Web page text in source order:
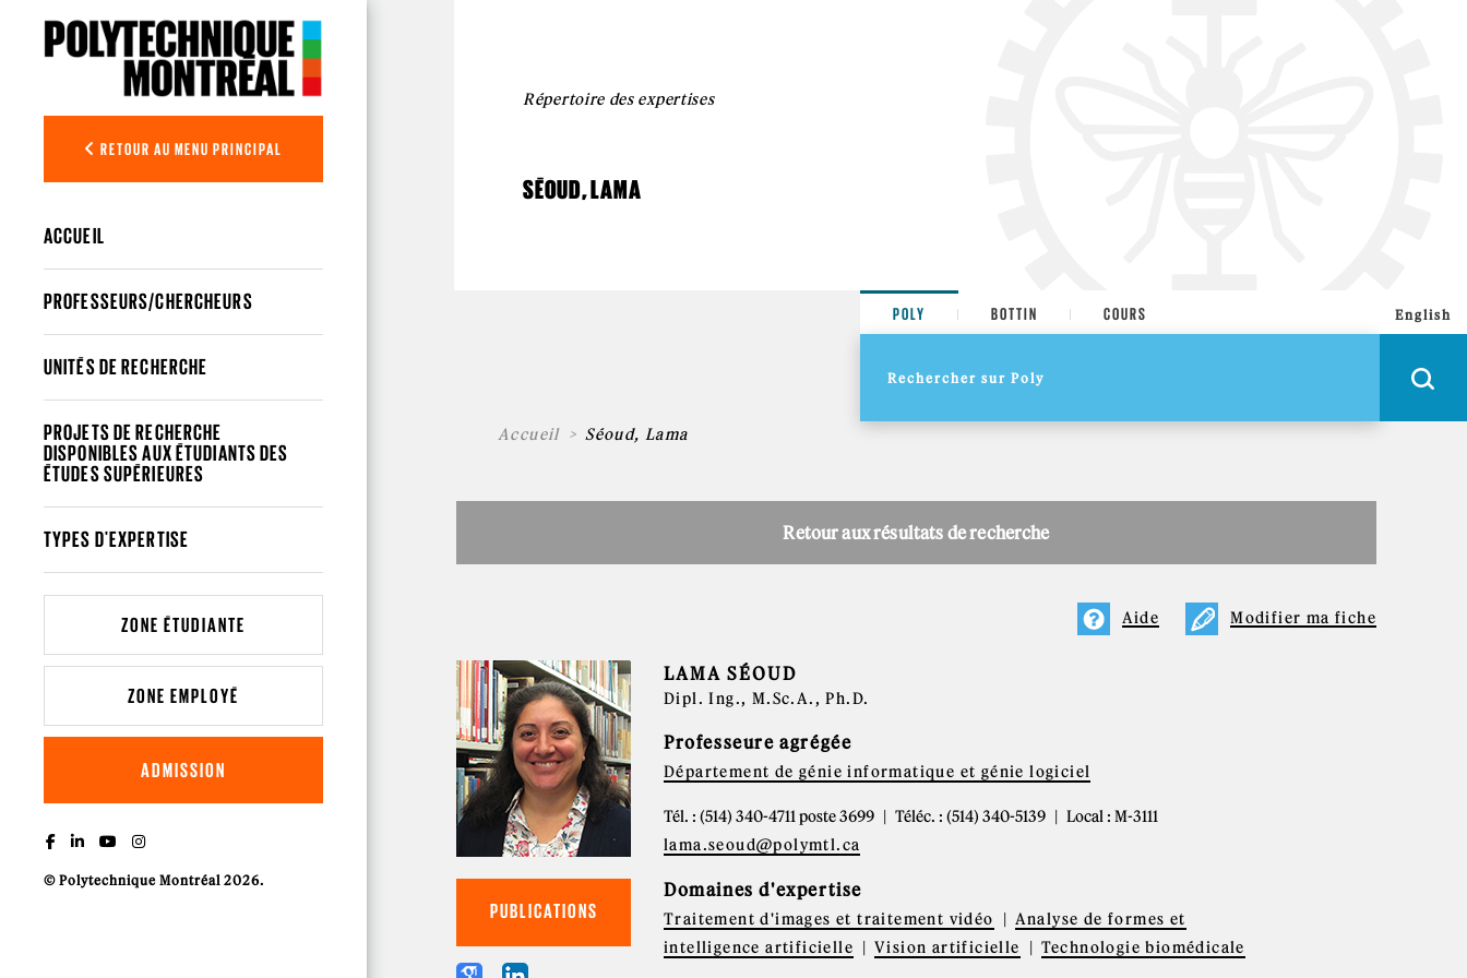
RETOUR AU MENU PRINCIPAL
ACCUEIL
PROFESSEURS/CHERCHEURS
UNITÉS DE RECHERCHE
PROJETS DE RECHERCHE
DISPONIBLES AUX ÉTUDIANTS DES
ÉTUDES SUPÉRIEURES
TYPES D'EXPERTISE
ZONE ÉTUDIANTE
ZONE EMPLOYÉ
ADMISSION
© Polytechnique Montréal 2026.
Répertoire des expertises
SÉOUD, LAMA
POLY BOTTIN COURS English
Accueil Séoud, Lama
Retour aux résultats de recherche
Modifier ma fiche
Aide
PUBLICATIONS
LAMA SÉOUD
Dipl. Ing., M.Sc.A., Ph.D.
Professeure agrégée
Département de génie informatique et génie logiciel
Tél. : (514) 340-4711 poste 3699 Téléc. : (514) 340-5139
Local : M-3111
lama.seoud@polymtl.ca
Domaines d'expertise
Traitement d'images et traitement vidéo
Analyse de formes et
intelligence artificielle
Vision artificielle Technologie biomédicale